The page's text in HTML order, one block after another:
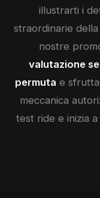
illustrarti i
straordinarie della
nostre
valutazione
permuta e
meccanica
test ride e inizia